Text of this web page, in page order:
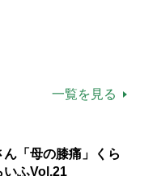
一覧を見る
「母の膝痛」くら
いふVol.21